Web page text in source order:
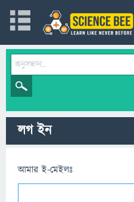
লগ ইন
আমার ই-মেইলঃ